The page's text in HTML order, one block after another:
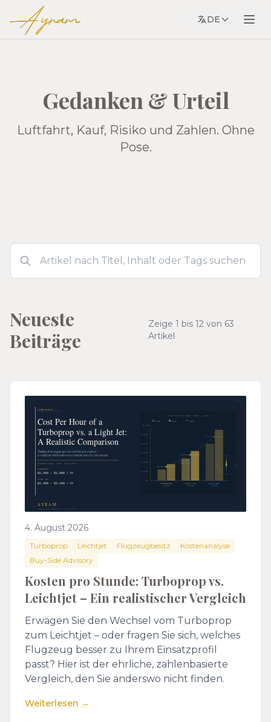
Ayram DE
Gedanken & Urteil
Luftfahrt, Kauf, Risiko und Zahlen. Ohne
Pose.
Neueste
Beiträge
Zeige 1 bis 12von 63
Artikel
4. August 2026
Turboprop Leichtjet Flugzeugbesitz
Kostenanalyse
Buy-Side Advisory
Kosten pro Stunde: Turboprop vs.
Leichtjet – Ein realistischer Vergleich
Erwägen Sie den Wechsel vom Turboprop
zum Leichtjet – oder fragen Sie sich, welches
Flugzeug besser zu Ihrem Einsatzprofil
passt? Hier ist der ehrliche, zahlenbasierte
Vergleich, den Sie anderswo nicht finden.
Weiterlesen →